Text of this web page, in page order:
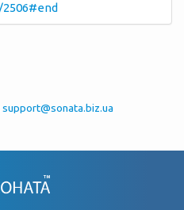
support@sonata.biz.ua